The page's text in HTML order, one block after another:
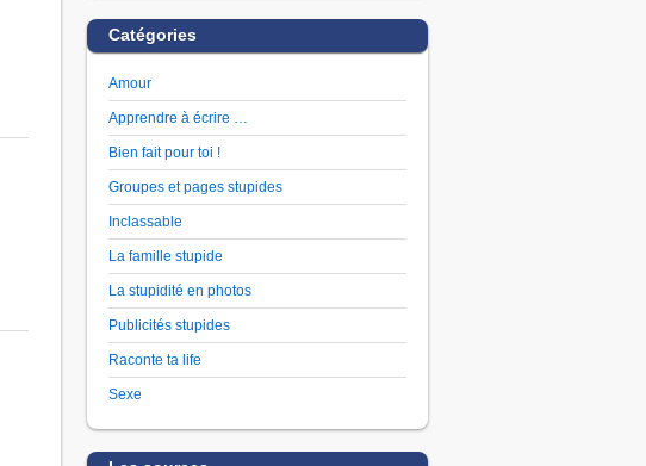
Catégories
Amour
Apprendre à écrire …
Bien fait pour toi !
Groupes et pages stupides
Inclassable
La famille stupide
La stupidité en photos
Publicités stupides
Raconte ta life
Sexe